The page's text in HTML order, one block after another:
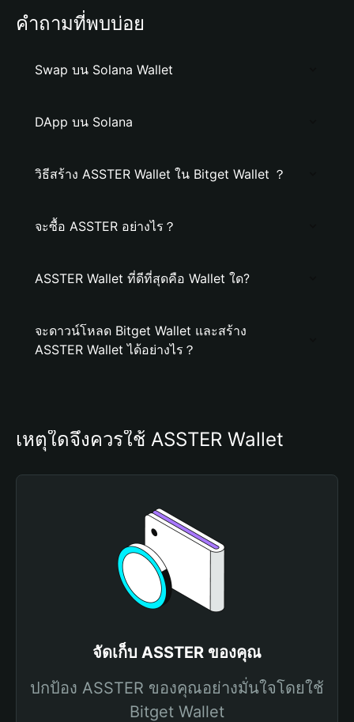
คำถามที่พบบ่อย
Swap บน Solana Wallet
DApp บน Solana
วิธีสร้าง ASSTER Wallet ใน Bitget Wallet ？
จะซื้อ ASSTER อย่างไร？
ASSTER Wallet ที่ดีที่สุดคือ Wallet ใด?
จะดาวน์โหลด Bitget Wallet และสร้าง
ASSTER Wallet ได้อย่างไร？
เหตุใดจึงควรใช้ ASSTER Wallet
จัดเก็บ ASSTER ของคุณ
ปกป้อง ASSTER ของคุณอย่างมั่นใจโดยใช้
Bitget Wallet